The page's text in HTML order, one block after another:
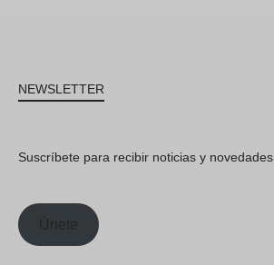
NEWSLETTER
Suscríbete para recibir noticias y novedades
Únete